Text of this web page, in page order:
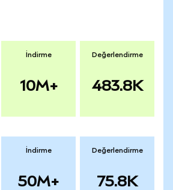
İndirme
10M+
Değerlendirme
483.8K
İndirme
50M+
Değerlendirme
75.8K